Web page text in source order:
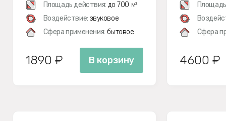
Площадь действия: до 700 м²
Воздействие: звуковое
Сфера применения: бытовое
1890 ₽ В корзину
Сфера
4600 ₽